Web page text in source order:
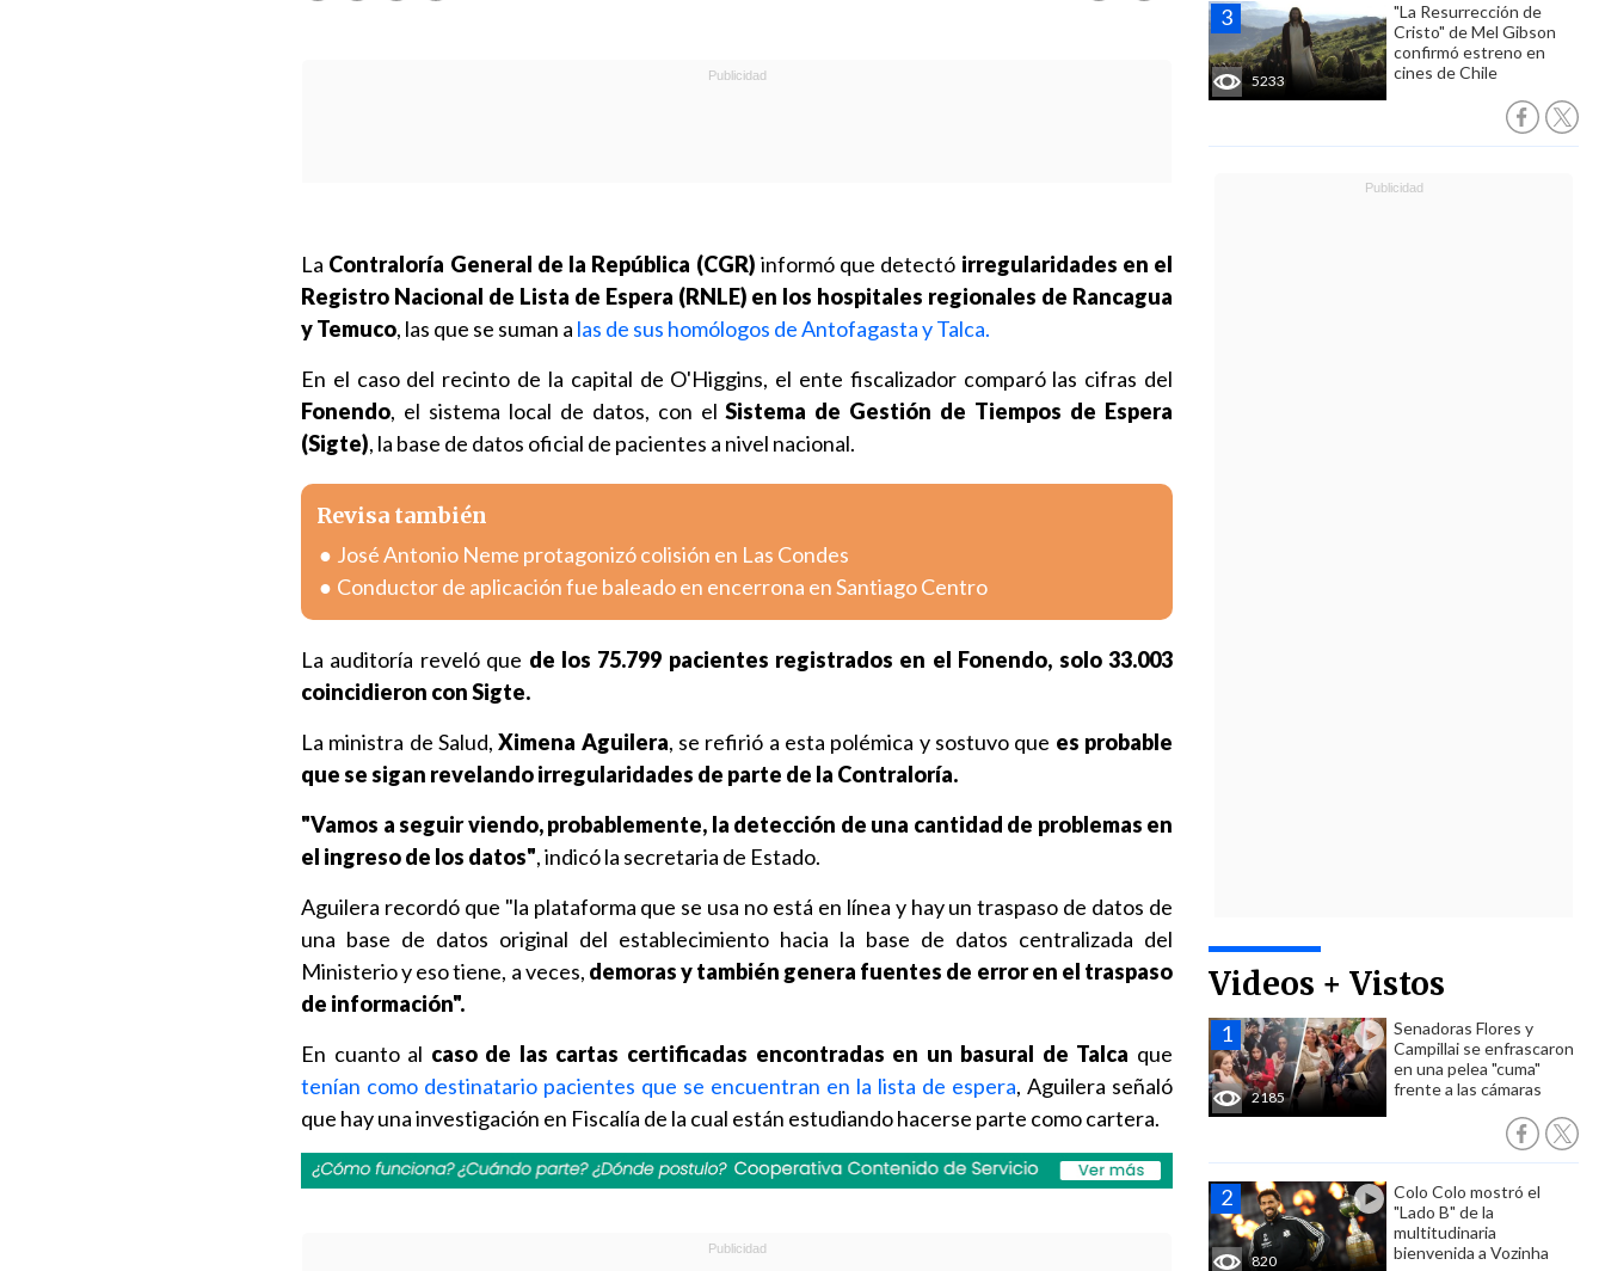
5233
"La Resurrección de
Cristo" de Mel Gibson
confirmó estreno en
cines de Chile
Videos + Vistos
2185
Senadoras Flores y
Campillai se enfrascaron
en una pelea "cuma"
frente a las cámaras
820
Colo Colo mostró el
"Lado B" de la
multitudinaria
bienvenida a Vozinha
La Contraloría General de la República (CGR) informó que detectó irregularidades en el
Registro Nacional de Lista de Espera (RNLE) en los hospitales regionales de Rancagua
y Temuco, las que se suman a las de sus homólogos de Antofagasta y Talca.
En el caso del recinto de la capital de O'Higgins, el ente fiscalizador comparó las cifras del
Fonendo, el sistema local de datos, con elSistema de Gestión de Tiempos de Espera
(Sigte), la base de datos oficial de pacientes a nivel nacional.
Revisa también
José Antonio Neme protagonizó colisión en Las Condes
Conductor de aplicación fue baleado en encerrona en Santiago Centro
La auditoría reveló que de los 75.799 pacientes registrados en el Fonendo, solo 33.003
coincidieron con Sigte.
La ministra de Salud,Ximena Aguilera, se refirió a esta polémica y sostuvo que es probable
que se sigan revelando irregularidades de parte de la Contraloría.
"Vamos a seguir viendo, probablemente, la detección de una cantidad de problemas en
el ingreso de los datos", indicó la secretaria de Estado.
Aguilera recordó que "la plataforma que se usa no está en línea y hay un traspaso de datos de
una base de datos original del establecimiento hacia la base de datos centralizada del
Ministerio y eso tiene, a veces, demoras y también genera fuentes de error en el traspaso
de información".
En cuanto al caso de las cartas certificadas encontradas en un basural de Talca que
tenían como destinatario pacientes que se encuentran en la lista de espera, Aguilera señaló
que hay una investigación en Fiscalía de la cual están estudiando hacerse parte como cartera.